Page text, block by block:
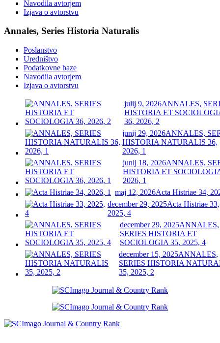
Navodila avtorjem
Izjava o avtorstvu
Annales, Series Historia Naturalis
Poslanstvo
Uredništvo
Podatkovne baze
Navodila avtorjem
Izjava o avtorstvu
julij 9, 2026ANNALES,
HISTORIA ET
36, 2026, 2
junij 29, 2026ANNALES,
HISTORIA NATURALIS 36,
2026, 1
junij 18, 2026ANNALES,
HISTORIA ET
2026, 1
maj 12, 2026Acta Histriae 34,
december 29, 2025Acta Histriae 33,
2025, 4
december 29, 2025ANNALES,
SERIES HISTORIA ET
SOCIOLOGIA 35, 2025, 4
december 15, 2025ANNALES,
SERIES HISTORIA
35, 2025, 2